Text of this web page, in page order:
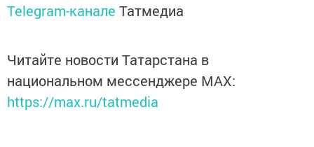
Telegram-канале Татмедиа
Читайте новости Татарстана в
национальном мессенджере MАХ:
https://max.ru/tatmedia